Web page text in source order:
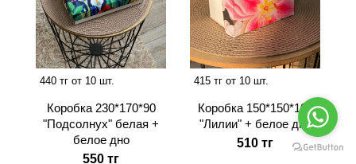
440 тг от 10 шт.
Коробка 230*170*90
"Подсолнух" белая +
белое дно
550 тг
415 тг от 10 шт.
Коробка 150*150*100
"Лилии" + белое дно
510 тг